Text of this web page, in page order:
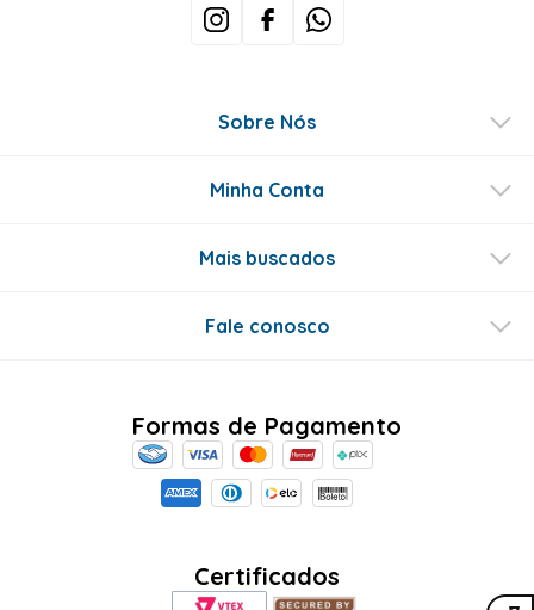
Sobre Nós
Minha Conta
Mais buscados
Fale conosco
Formas de Pagamento
Certificados